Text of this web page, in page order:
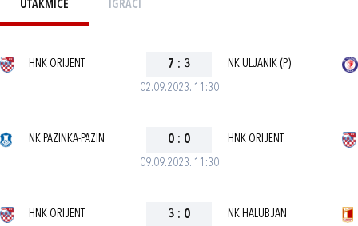
UTAKMICE IGRAČI
02.09.2023. 11:30
HNK ORIJENT 7 : 3 NK ULJANIK (P)
09.09.2023. 11:30
NK PAZINKA-PAZIN 0 : 0 HNK ORIJENT
HNK ORIJENT 3 : 0 NK HALUBJAN